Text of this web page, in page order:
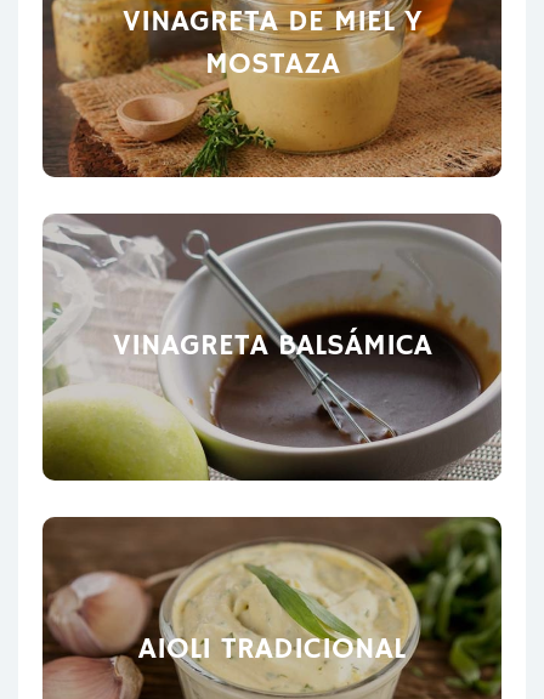
VINAGRETA DE MIEL Y
MOSTAZA
VINAGRETA BALSÁMICA
AIOLI TRADICIONAL